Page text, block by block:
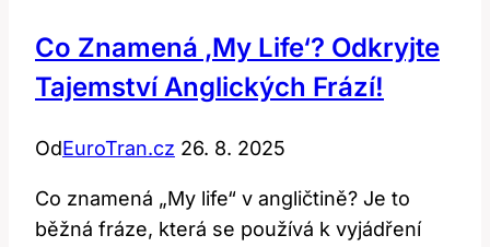
Co Znamená ‚my Life‘? Odkryjte
Tajemství Anglických Frází!
OdEuroTran.cz 26. 8. 2025
Co znamená „My life“ v angličtině? Je to
běžná fráze, která se používá k vyjádření